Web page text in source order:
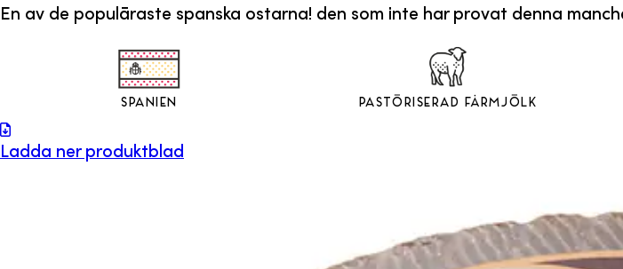
En av de populäraste spanska ostarna! den som inte har provat denna
Spanien Pastöriserad fårmjölk
Ladda ner produktblad